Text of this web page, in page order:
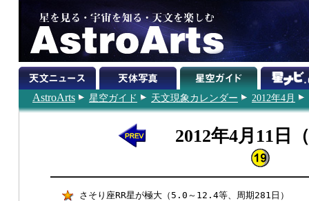
AstroArts 星空ガイド 天文現象カレンダー 2012年4月
2012年4月11日
さそり座RR星が極大（5.0～12.4等、周期281日）